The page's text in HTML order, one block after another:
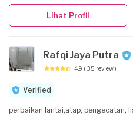
Lihat Profil
Rafqi Jaya Putra
4.9 ( 35 review )
Verified
perbaikan lantai,atap, pengecatan,